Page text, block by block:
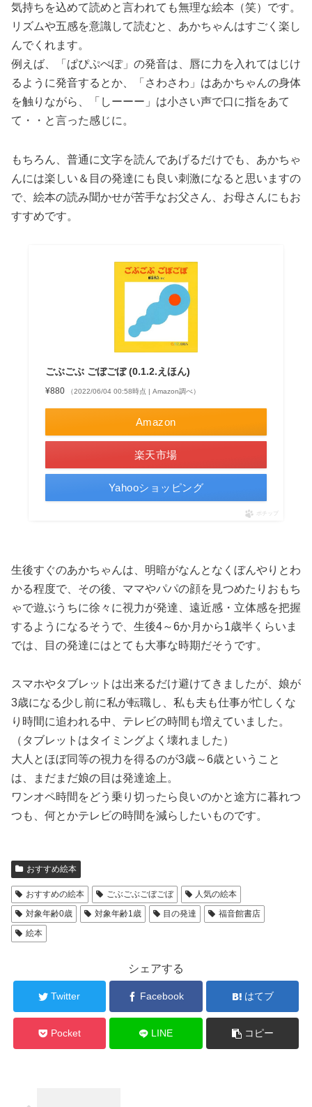
気持ちを込めて読めと言われても無理な絵本（笑）です。
リズムや五感を意識して読むと、あかちゃんはすごく楽し
んでくれます。
例えば、「ぱぴぷぺぽ」の発音は、唇に力を入れてはじけ
るように発音するとか、「さわさわ」はあかちゃんの身体
を触りながら、「しーーー」は小さい声で口に指をあて
て・・と言った感じに。
もちろん、普通に文字を読んであげるだけでも、あかちゃ
んには楽しい＆目の発達にも良い刺激になると思いますの
で、絵本の読み聞かせが苦手なお父さん、お母さんにもお
すすめです。
ごぶごぶ ごぼごぼ (0.1.2.えほん)
¥880 （2022/06/04 00:58時点 | Amazon調べ）
Amazon
楽天市場
Yahooショッピング
ポチップ
生後すぐのあかちゃんは、明暗がなんとなくぼんやりとわ
かる程度で、その後、ママやパパの顔を見つめたりおもち
ゃで遊ぶうちに徐々に視力が発達、遠近感・立体感を把握
するようになるそうで、生後4～6か月から1歳半くらいま
では、目の発達にはとても大事な時期だそうです。
スマホやタブレットは出来るだけ避けてきましたが、娘が
3歳になる少し前に私が転職し、私も夫も仕事が忙しくな
り時間に追われる中、テレビの時間も増えていました。
（タブレットはタイミングよく壊れました）
大人とほぼ同等の視力を得るのが3歳～6歳ということ
は、まだまだ娘の目は発達途上。
ワンオペ時間をどう乗り切ったら良いのかと途方に暮れつ
つも、何とかテレビの時間を減らしたいものです。
おすすめ絵本
おすすめの絵本 ごぶごぶごぼごぼ
人気の絵本
対象年齢0歳
対象年齢1歳 目の発達
福音館書店
絵本
シェアする
Twitter Facebook はてブ
Pocket LINE コピー